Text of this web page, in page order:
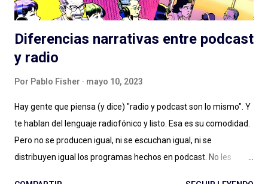
Diferencias narrativas entre podcast
y radio
Por Pablo Fisher mayo 10, 2023
Hay gente que piensa (y dice) "radio y podcast son lo mismo". Y
te hablan del lenguaje radiofónico y listo. Esa es su comodidad.
Pero no se producen igual, ni se escuchan igual, ni se
distribuyen igual los programas hechos en podcast. No les